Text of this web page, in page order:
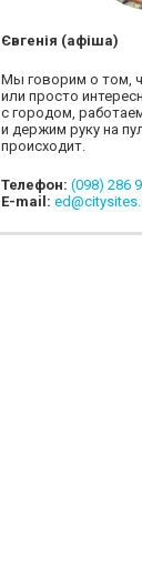
Євгенія (афіша)
Мы говорим о том,
или просто
с городом,
и держим руку на
происходит.
Телефон: (098) 286
E-mail: